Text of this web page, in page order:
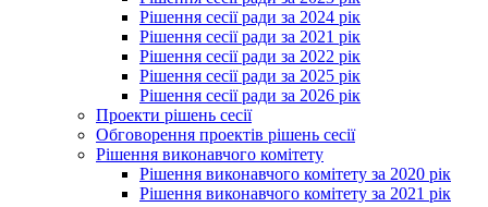
Рішення сесії ради за 2024 рік
Рішення сесії ради за 2021 рік
Рішення сесії ради за 2022 рік
Рішення сесії ради за 2025 рік
Рішення сесії ради за 2026 рік
Проекти рішень сесії
Обговорення проектів рішень сесії
Рішення виконавчого комітету
Рішення виконавчого комітету за 2020 рік
Рішення виконавчого комітету за 2021 рік